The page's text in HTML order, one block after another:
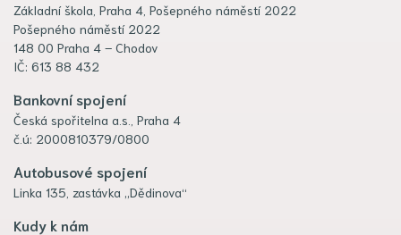
Základní škola, Praha 4, Pošepného náměstí 2022
Pošepného náměstí 2022
148 00 Praha 4 – Chodov
IČ: 613 88 432
Bankovní spojení
Česká spořitelna a.s., Praha 4
č.ú: 2000810379/0800
Autobusové spojení
Linka 135, zastávka „Dědinova“
Kudy k nám